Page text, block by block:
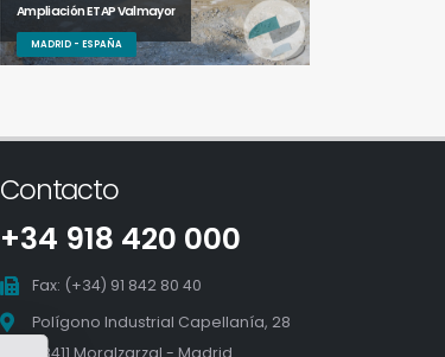
Ampliación ETAP Valmayor
MADRID - ESPAÑA
Contacto
+34 918 420 000
Fax: (+34) 91 842 80 40
Polígono Industrial Capellanía, 28
28411 Moralzarzal - Madrid